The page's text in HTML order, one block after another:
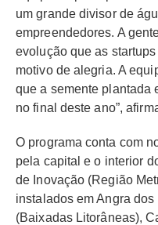
um grande divisor de
empreendedores. A
evolução que as
motivo de alegria. A
que a semente plantada
no final deste ano”,
O programa conta com
pela capital e o interior
de Inovação (Região
instalados em Angra
(Baixadas Litorâneas),